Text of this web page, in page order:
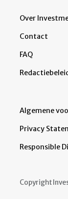
Over
Contact
FAQ
Algemene
Privacy
Responsible
Copyright